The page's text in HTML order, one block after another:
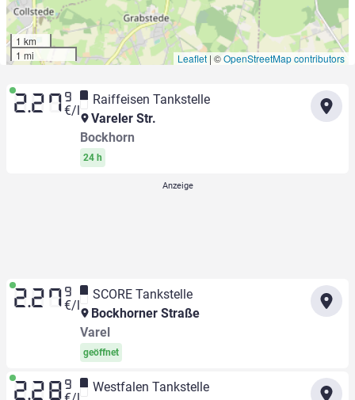
1 km
1 mi
Leaflet | ©OpenStreetMap contributors
2.27 9
€/l
Raiffeisen Tankstelle
Vareler Str.
Bockhorn
24 h
2.27 9
€/l
SCORE Tankstelle
Bockhorner Straße
Varel
geöffnet
2.28 9
Westfalen Tankstelle